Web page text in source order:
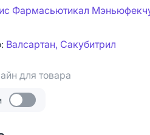
Фармасьютикал
Валсартан, Сакубитрил
для товара